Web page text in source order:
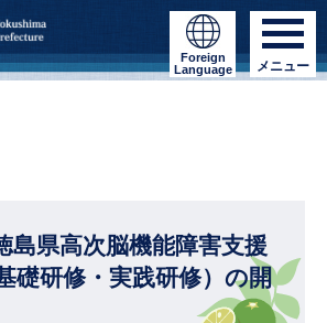
Foreign
Language
メニュー
島県高次脳機能障害支援
礎研修・実践研修）の開